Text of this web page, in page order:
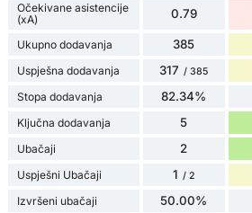
Očekivane asistencije
(xA)
0.79
Ukupno dodavanja 385
Uspješna dodavanja 317 / 385
Stopa dodavanja 82.34%
Ključna dodavanja 5
Ubačaji 2
Uspješni Ubačaji 1 / 2
Izvršeni ubačaji 50.00%